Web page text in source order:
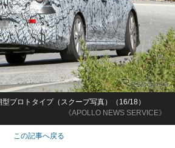
《APOLLO NEWS SERVICE》
プロトタイプ（スクープ写真）（16/18）
この記事へ戻る